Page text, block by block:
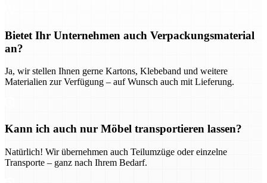
Bietet Ihr Unternehmen auch Verpackungsmaterial
an?
Ja, wir stellen Ihnen gerne Kartons, Klebeband und weitere
Materialien zur Verfügung – auf Wunsch auch mit Lieferung.
Kann ich auch nur Möbel transportieren lassen?
Natürlich! Wir übernehmen auch Teilumzüge oder einzelne
Transporte – ganz nach Ihrem Bedarf.